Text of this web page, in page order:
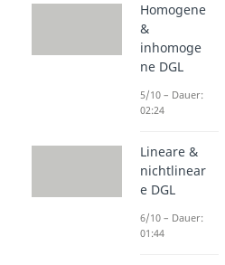
Homogene
&
inhomoge
ne DGL
5/10 – Dauer:
02:24
Lineare &
nichtlinear
e DGL
6/10 – Dauer:
01:44